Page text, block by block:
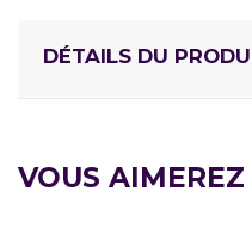
DÉTAILS DU
VOUS AIMEREZ